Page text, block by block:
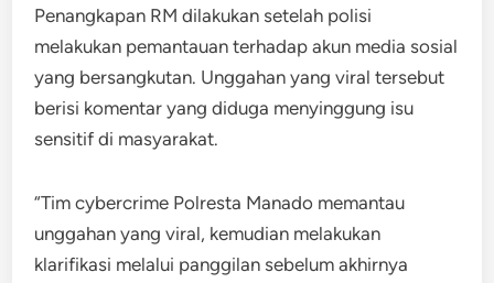
Penangkapan RM dilakukan setelah polisi
melakukan pemantauan terhadap akun media sosial
yang bersangkutan. Unggahan yang viral tersebut
berisi komentar yang diduga menyinggung isu
sensitif di masyarakat.
“Tim cybercrime Polresta Manado memantau
unggahan yang viral, kemudian melakukan
klarifikasi melalui panggilan sebelum akhirnya